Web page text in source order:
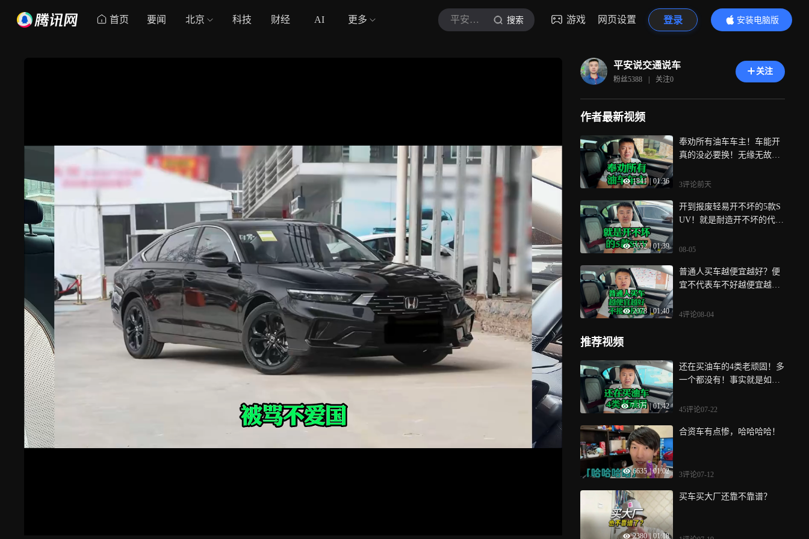
首页 要闻 北京 科技 财经 AI 更多 平安说交通说车 搜索 游戏 网页设置 登录
安装电脑版
内容更精彩
平安说交通说车
粉丝5388 | 关注0
关注
作者最新视频
1841 01:36
奉劝所有油车车主！车能开
真的没必要换！无缘无故换
3评论前天
7652 | 01:39
开到报废轻易开不坏的5款S
UV！就是耐造开不坏的代名
08-05
2078 | 01:40
普通人买车越便宜越好？便
宜不代表车不好越便宜越耐
4评论08-04
推荐视频
7.3万 | 01:42
还在买油车的4类老顽固！多
一个都没有！事实就是如此
45评论07-22
6635 | 01:02
合资车有点惨，哈哈哈哈！
3评论07-12
2380 01:18
买车买大厂还靠不靠谱？